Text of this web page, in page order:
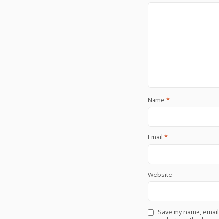
Name *
Email *
Website
Save my name,